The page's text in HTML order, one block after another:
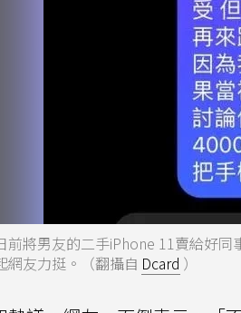
前將男友的二手iPhone 11賣給好
網友力挺。（翻攝自 Dcard ）